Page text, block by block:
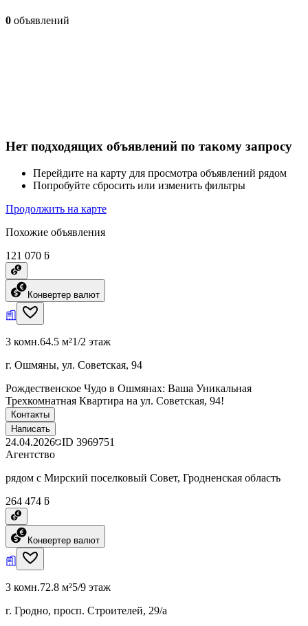
0 объявлений
Нет подходящих объявлений по такому запросу
Перейдите на карту для просмотра объявлений рядом
Попробуйте сбросить или изменить фильтры
Продолжить на карте
Похожие объявления
121 070 ƃ
Конвертер валют
3 комн.64.5 м²1/2 этаж
г. Ошмяны, ул. Советская, 94
Рождественское Чудо в Ошмянах: Ваша Уникальная
Трехкомнатная Квартира на ул. Советская, 94!
Контакты
Написать
24.04.2026 ID 3969751
Агентство
рядом с Мирский поселковый Совет, Гродненская область
264 474 ƃ
Конвертер валют
3 комн.72.8 м²5/9 этаж
г. Гродно, просп. Строителей, 29/а